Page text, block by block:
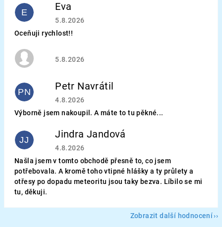
E Eva
Hodnocení obchodu je 5 z 5 hvězdiček.
5.8.2026
Oceňuji rychlost!!
Hodnocení obchodu je 5 z 5 hvězdiček.
5.8.2026
PN Petr Navrátil
Hodnocení obchodu je 5 z 5 hvězdiček.
4.8.2026
Výborně jsem nakoupil. A máte to tu pěkné...
JJ Jindra Jandová
Hodnocení obchodu je 5 z 5 hvězdiček.
4.8.2026
Našla jsem v tomto obchodě přesně to, co jsem
potřebovala. A kromě toho vtipné hlášky a ty průlety a
otřesy po dopadu meteoritu jsou taky bezva. Líbilo se mi
tu, děkuji.
Zobrazit další hodnocení